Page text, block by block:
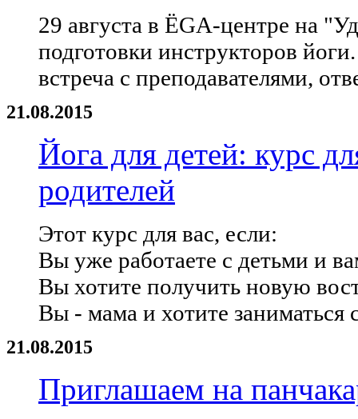
29 августа в ЁGA-центре на
подготовки инструкторов
встреча с преподавателями,
21.08.2015
Йога для детей: курс
родителей
Этот курс для вас, если:
Вы уже работаете с детьми и
Вы хотите получить новую
Вы - мама и хотите заниматься
21.08.2015
Приглашаем на